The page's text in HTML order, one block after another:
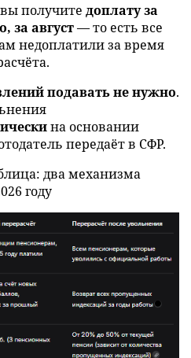
получите доплату за
за август— то есть все
недоплатили за время
подавать не нужно.
на основании
передаёт в СФР.
два механизма
году